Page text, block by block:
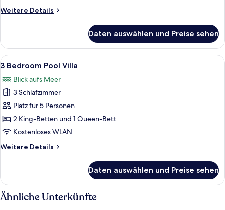
Weitere Details
Weitere
Bedroom
Pool
Villa
Daten auswählen und Preise sehen
Alle
Fotos
für
3
Bedroom
Pool
Villa
Ein Strandgrundstück mit
6
3 Bedroom Pool Villa
Blick aufs Meer
3 Schlafzimmer
Platz für 5 Personen
2 King-Betten und 1 Queen-Bett
Kostenloses WLAN
Weitere Details
Weitere
Bedroom
Pool
Villa
Daten auswählen und Preise sehen
Ähnliche Unterkünfte